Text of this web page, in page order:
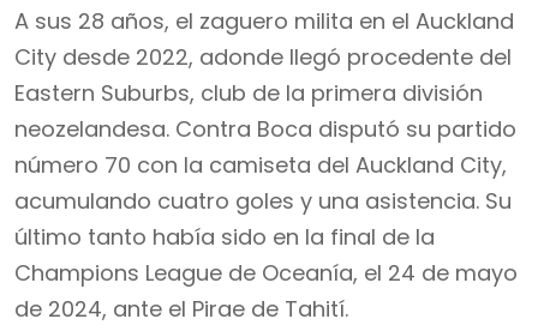
A sus 28 años, el zaguero milita en el Auckland
City desde 2022, adonde llegó procedente del
Eastern Suburbs, club de la primera división
neozelandesa. Contra Boca disputó su partido
número 70 con la camiseta del Auckland City,
acumulando cuatro goles y una asistencia. Su
último tanto había sido en la final de la
Champions League de Oceanía, el 24 de mayo
de 2024, ante el Pirae de Tahití.